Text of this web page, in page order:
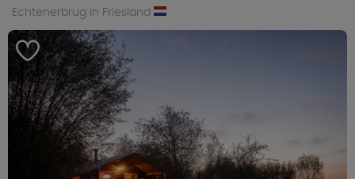
Echtenerbrug in Friesland